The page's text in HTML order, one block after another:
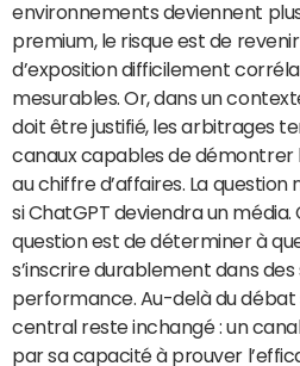
environnements deviennent
premium, le risque est de
d’exposition difficilement
mesurables. Or, dans un
doit être justifié, les arbitrages
canaux capables de
au chiffre d’affaires. La question
si ChatGPT deviendra un média.
question est de déterminer à
s’inscrire durablement dans
performance. Au-delà du débat
central reste inchangé : un
par sa capacité à prouver